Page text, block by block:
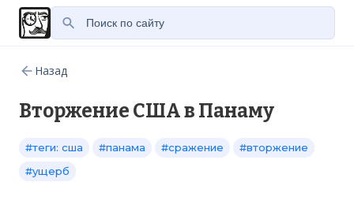
Назад
Вторжение США в Панаму
#теги: сша #панама #сражение
#вторжение
#ущерб